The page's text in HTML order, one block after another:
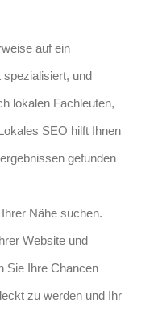
auf ein
und
lokalen Fachleuten,
SEO hilft Ihnen
gefunden
Nähe suchen.
Website und
Sie Ihre Chancen
zu werden und Ihr